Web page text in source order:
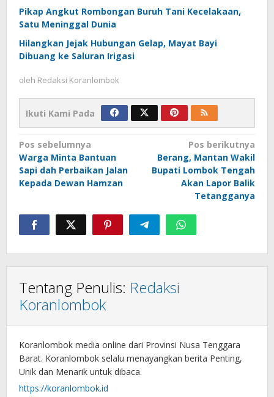
Pikap Angkut Rombongan Buruh Tani Kecelakaan,
Satu Meninggal Dunia
Hilangkan Jejak Hubungan Gelap, Mayat Bayi
Dibuang ke Saluran Irigasi
oleh Redaksi Koranlombok
Ikuti Kami Pada
Navigasi
pos
Pos sebelumnya
Warga Minta Bantuan
Sapi dah Perbaikan Jalan
Kepada Dewan Hamzan
Pos berikutnya
Berang, Mantan Wakil
Bupati Lombok Tengah
Akan Lapor Balik
Tetangganya
Tentang Penulis: Redaksi
Koranlombok
Koranlombok media online dari Provinsi Nusa Tenggara
Barat. Koranlombok selalu menayangkan berita Penting,
Unik dan Menarik untuk dibaca.
https://koranlombok.id